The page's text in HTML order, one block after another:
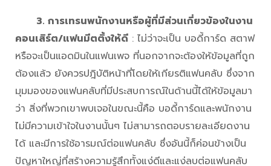
3. การเทรนพนักงานหรือผู้ที่มีส่วนเกี่ยวข้องในงาน
คอนเสิร์ต/แฟนมีตติ้งให้ดี : ไม่ว่าจะเป็น บอดี้การ์ด สตาฟ
หรือจะเป็นแอดมินในแฟนเพจ ที่นอกจากจะต้องให้ข้อมูลที่ถูก
ต้องแล้ว ยังควรปฎิบัติหน้าที่โดยให้เกียรติแฟนคลับ ซึ่งจาก
มุมมองของแฟนคลับที่มีประสบการณ์ในด้านนี้ได้ให้ข้อมูลมา
ว่า สิ่งที่พวกเขาพบเจอในขณะนี้คือ บอดี้การ์ดและพนักงาน
ไม่มีความเข้าใจในงานนั้นๆ ไม่สามารถตอบรายละเอียดงาน
ได้ และมีการใช้อารมณ์ต่อแฟนคลับ ซึ่งอันนี้ก็ค่อนข้างเป็น
ปัญหาใหญ่ที่สร้างความรู้สึกทั้งแง่ดีและแง่ลบต่อแฟนคลับ